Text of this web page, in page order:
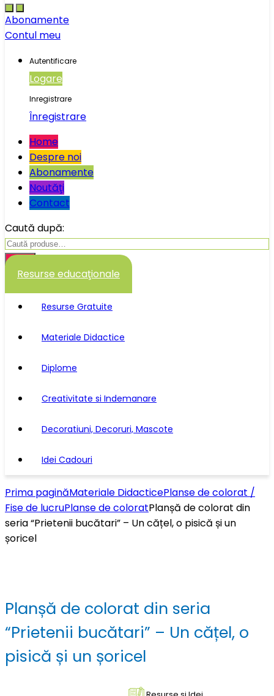
Abonamente
Contul meu
Autentificare
Logare
Inregistrare
Înregistrare
Home
Despre noi
Abonamente
Noutăţi
Contact
Caută după:
Caută
Resurse educaţionale
Resurse Gratuite
Materiale Didactice
Diplome
Creativitate si Indemanare
Decoratiuni, Decoruri, Mascote
Idei Cadouri
Prima paginăMateriale DidacticePlanse de colorat /
Fise de lucruPlanse de coloratPlanșă de colorat din
seria “Prietenii bucătari” – Un cățel, o pisică și un
șoricel
Planșă de colorat din seria
“Prietenii bucătari” – Un cățel, o
pisică și un șoricel